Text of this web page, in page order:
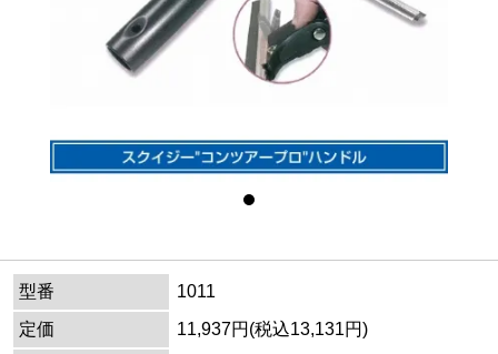
型番
1011
定価
11,937円(税込13,131円)